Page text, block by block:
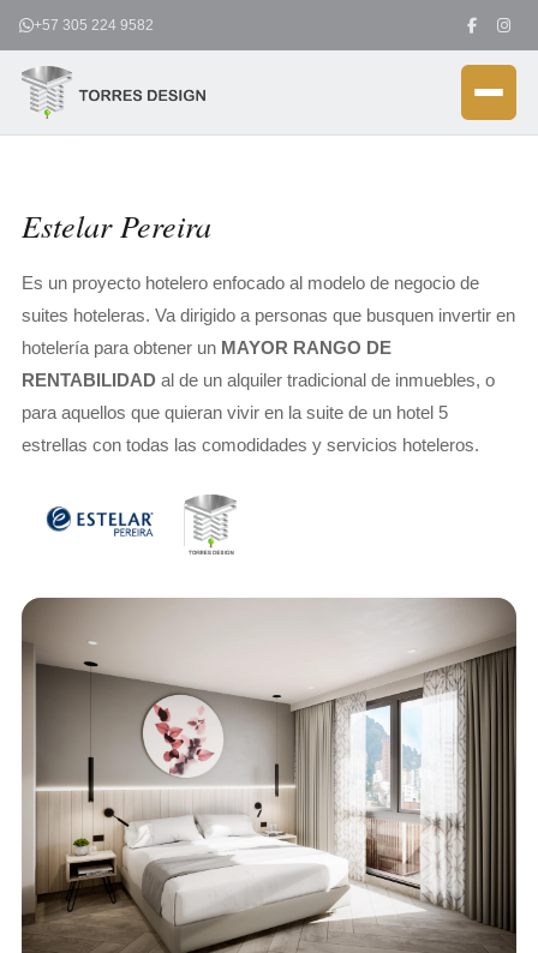
contenido
+57 305 224 9582
Estelar Pereira
Es un proyecto hotelero enfocado al modelo de negocio de
suites hoteleras. Va dirigido a personas que busquen invertir en
hotelería para obtener un MAYOR RANGO DE
RENTABILIDAD al de un alquiler tradicional de inmuebles, o
para aquellos que quieran vivir en la suite de un hotel 5
estrellas con todas las comodidades y servicios hoteleros.